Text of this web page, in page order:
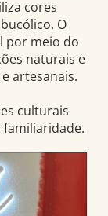
cores
O
por meio do
naturais e
artesanais.
culturais